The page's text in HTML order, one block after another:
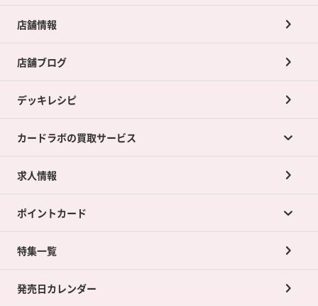
店舗情報
店舗ブログ
デッキレシピ
カードラボの買取サービス
カードラボの買取サービスTOP
店舗買取について
ネット買取について
買取承諾書について
求人情報
ポイントカード
ポイントカードTOP
ポイント交換景品
特集一覧
発売日カレンダー